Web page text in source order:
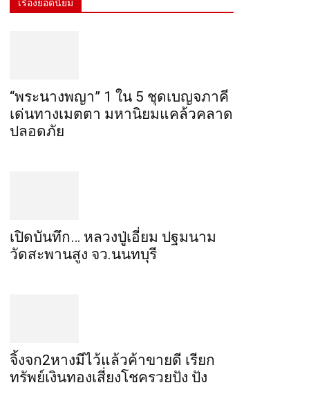
เรื่องยอดนิยม
“พระ​นาง​พญา” 1 ใน 5​ ชุดเบญจ​ภาคี​
เด่นทางเมตตา​ มหา​นิยม​แคล้วคลาด​
ปลอดภัย​
เปิดบันทึก… หลวงปู่เอี่ยม ​ปฐม​นาม​
วัดสะพานสูง​ จว.นนทบุรี
จิ้งจก​2​หาง​มีไว้แล้ว​ค้าขาย​ดี​ เรียก​
ทรัพย์เงินทอง​เสี่ยงโชค​รวยปัง​ ปัง​